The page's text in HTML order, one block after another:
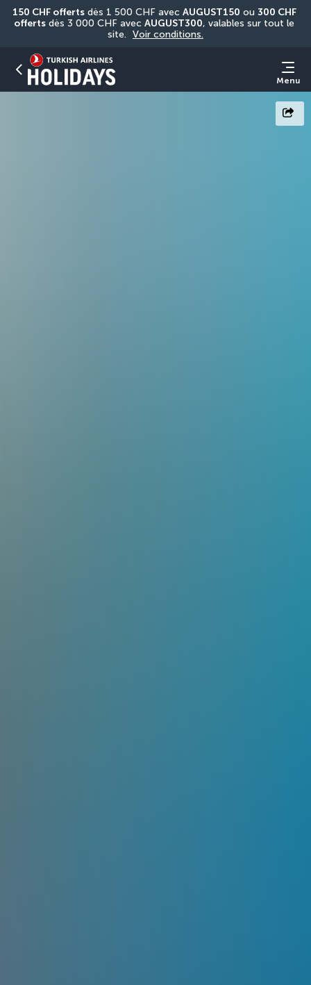
150 CHF offerts dès 1 500 CHF avec AUGUST150 ou 300 CHF
offerts dès 3 000 CHF avec AUGUST300, valables sur tout le
site. Voir conditions.
Menu